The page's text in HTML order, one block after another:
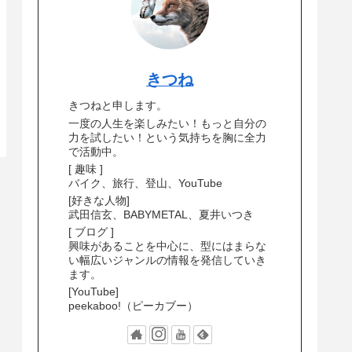
きつね
きつねと申します。
一度の人生を楽しみたい！もっと自分の
力を試したい！という気持ちを胸に全力
で活動中。
[ 趣味 ]
バイク、旅行、登山、YouTube
[好きな人物]
武田信玄、BABYMETAL、夏井いつき
[ ブログ ]
興味があることを中心に、型にはまらな
い幅広いジャンルの情報を発信していき
ます。
[YouTube]
peekaboo!（ピーカブー）